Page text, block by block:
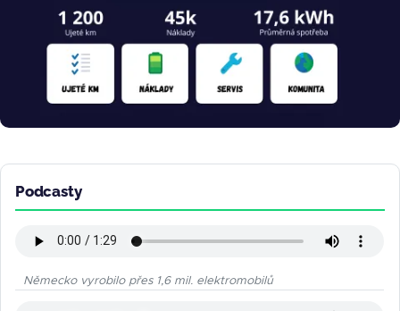
Podcasty
Německo vyrobilo přes 1,6 mil. elektromobilů